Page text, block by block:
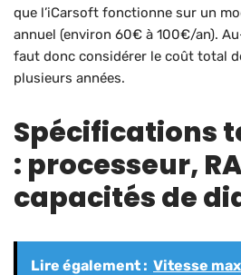
que l’iCarsoft fonctionne sur un
annuel (environ 60€ à 100€/an).
faut donc considérer le coût total
plusieurs années.
Spécifications
: processeur,
capacités de
Lire également : Vitesse